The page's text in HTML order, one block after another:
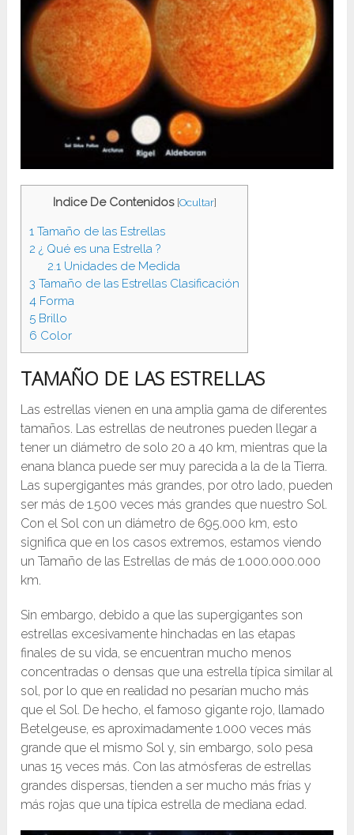
Indice De Contenidos [Ocultar]
1 Tamaño de las Estrellas
2 ¿ Qué es una Estrella ?
2.1Unidades de Medida
3 Tamaño de las Estrellas Clasificación
4 Forma
5 Brillo
6 Color
TAMAÑO DE LAS ESTRELLAS
Las estrellas vienen en una amplia gama de diferentes
tamaños. Las estrellas de neutrones pueden llegar a
tener un diámetro de solo 20 a 40 km, mientras que la
enana blanca puede ser muy parecida a la de la Tierra.
Las supergigantes más grandes, por otro lado, pueden
ser más de 1.500 veces más grandes que nuestro Sol.
Con el Sol con un diámetro de 695.000 km, esto
significa que en los casos extremos, estamos viendo
un Tamaño de las Estrellas de más de 1.000.000.000
km.
Sin embargo, debido a que las supergigantes son
estrellas excesivamente hinchadas en las etapas
finales de su vida, se encuentran mucho menos
concentradas o densas que una estrella típica similar al
sol, por lo que en realidad no pesarían mucho más
que el Sol. De hecho, el famoso gigante rojo, llamado
Betelgeuse, es aproximadamente 1.000 veces más
grande que el mismo Sol y, sin embargo, solo pesa
unas 15 veces más. Con las atmósferas de estrellas
grandes dispersas, tienden a ser mucho más frías y
más rojas que una típica estrella de mediana edad.